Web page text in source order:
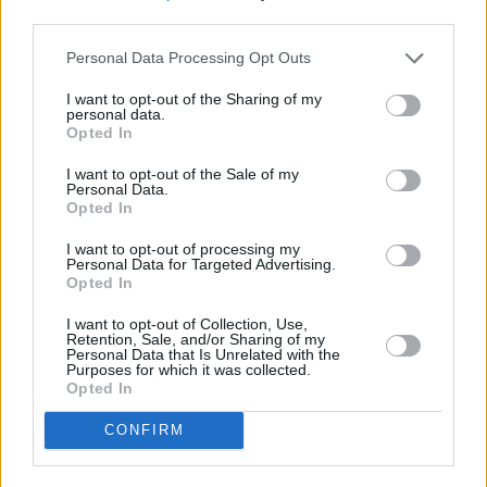
Personal Data Processing Opt Outs
I want to opt-out of the Sharing of my
personal data.
Opted In
I want to opt-out of the Sale of my
Personal Data.
Opted In
I want to opt-out of processing my
Personal Data for Targeted Advertising.
Opted In
I want to opt-out of Collection, Use,
Retention, Sale, and/or Sharing of my
Personal Data that Is Unrelated with the
Purposes for which it was collected.
Opted In
CONFIRM
δουλειάς θα βαφτώ μόνον για
χατίρι της κόρης μου»
«Νομίζω ότι ως την εφηβεία μου εξάντλησα
μου και τα σχετικά. Μετά στράφηκα αλλού,
σε πράγματα που μου ταίριαζαν πιο πολύ.
Αλλά δεν κατηγορώ τις γυναίκες που
ασχολούνται, ίσως να είναι και καλύτερο από
αυτό που κάνω εγώ. Είναι θέμα